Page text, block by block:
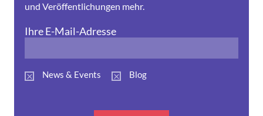
und Veröffentlichungen mehr.
Ihre E-Mail-Adresse
News & Events Blog